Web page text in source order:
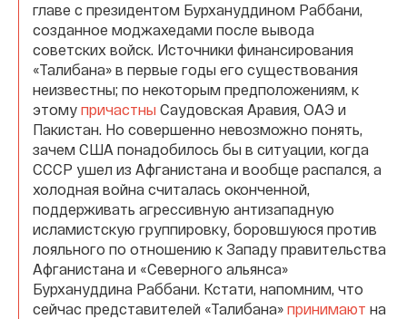
главе с президентом Бурхануддином Раббани,
созданное моджахедами после вывода
советских войск. Источники финансирования
«Талибана» в первые годы его существования
неизвестны; по некоторым предположениям, к
этому причастны Саудовская Аравия, ОАЭ и
Пакистан. Но совершенно невозможно понять,
зачем США понадобилось бы в ситуации, когда
СССР ушел из Афганистана и вообще распался, а
холодная война считалась оконченной,
поддерживать агрессивную антизападную
исламистскую группировку, боровшуюся против
лояльного по отношению к Западу правительства
Афганистана и «Северного альянса»
Бурхануддина Раббани. Кстати, напомним, что
сейчас представителей «Талибана» принимают на